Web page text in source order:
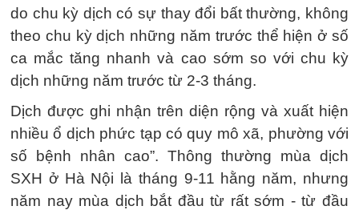
do chu kỳ dịch có sự thay đổi bất thường, không
theo chu kỳ dịch những năm trước thể hiện ở số
ca mắc tăng nhanh và cao sớm so với chu kỳ
dịch những năm trước từ 2-3 tháng.
Dịch được ghi nhận trên diện rộng và xuất hiện
nhiều ổ dịch phức tạp có quy mô xã, phường với
số bệnh nhân cao”. Thông thường mùa dịch
SXH ở Hà Nội là tháng 9-11 hằng năm, nhưng
năm nay mùa dịch bắt đầu từ rất sớm - từ đầu